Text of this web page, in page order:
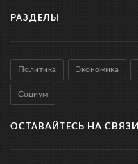
РАЗДЕЛЫ
Политика Экономика
Социум
ОСТАВАЙТЕСЬ НА СВЯЗИ